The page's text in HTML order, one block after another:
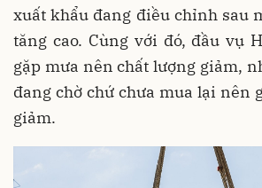
xuất khẩu đang điều chỉnh sau
tăng cao. Cùng với đó, đầu vụ
gặp mưa nên chất lượng giảm,
đang chờ chứ chưa mua lại nên
giảm.